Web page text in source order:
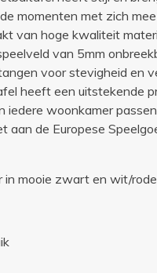
momenten met zich
van hoge kwaliteit
van 5mm
voor stevigheid en
heeft een uitstekende
iedere woonkamer
aan de Europese
in mooie zwart en wit/